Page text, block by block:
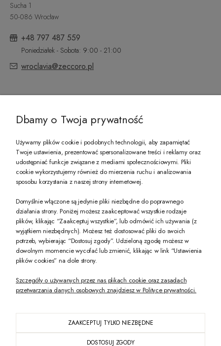
Sucha 1
50-086 Wrocław
+48 797 487 559
Poniedziałek - Sobota: 9:00 - 21:00
wroclavia@zeccoro.pl
PREZENT DLA CIEBIE!
-10% na pierwsze zakupy na zeccoro.pl Gdy zapiszesz się do naszego
Twoje dane będą przetwarzane zgodnie z nasząpolityką prywatności
POKAŻ PEŁNĄ WERSJĘ STRONY
Dbamy o Twoja prywatność
Używamy plików cookie i podobnych technologii, aby zapamiętać
Twoje ustawienia, prezentować spersonalizowane treści i reklamy oraz
udostępniać funkcje związane z mediami społecznościowymi. Pliki
cookie wykorzystujemy również do mierzenia ruchu i analizowania
sposobu korzystania z naszej strony internetowej.
Domyślnie włączone są jedynie pliki niezbędne do poprawnego
działania strony. Poniżej możesz zaakceptować wszystkie rodzaje
plików, klikając “Zaakceptuj wszystkie”, lub odmówić ich używania (z
wyjątkiem niezbędnych). Możesz też dostosować pliki do swoich
potrzeb, wybierając “Dostosuj zgody”. Udzieloną zgodę możesz w
dowolnym momencie wycofać lub zmienić, klikając w link “Ustawienia
plików cookies” na dole strony.
Szczegóły o używanych przez nas plikach cookie oraz zasadach
przetwarzania danych osobowych znajdziesz w Polityce prywatności.
ZAAKCEPTUJ TYLKO NIEZBĘDNE
DOSTOSUJ ZGODY